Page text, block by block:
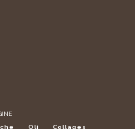
Oli
Collages